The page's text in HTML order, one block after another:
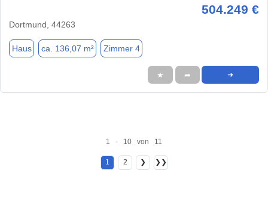
504.249 €
Dortmund, 44263
Haus ca. 136,07 m² Zimmer 4
★ ➦ ➜
1 - 10 von 11
1 2 ❯ ❯❯